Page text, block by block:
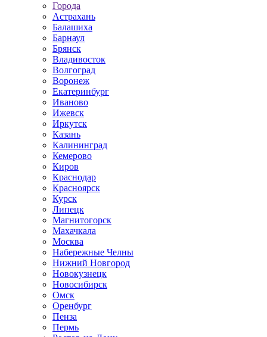
Города
Астрахань
Балашиха
Барнаул
Брянск
Владивосток
Волгоград
Воронеж
Екатеринбург
Иваново
Ижевск
Иркутск
Казань
Калининград
Кемерово
Киров
Краснодар
Красноярск
Курск
Липецк
Магнитогорск
Махачкала
Москва
Набережные Челны
Нижний Новгород
Новокузнецк
Новосибирск
Омск
Оренбург
Пенза
Пермь